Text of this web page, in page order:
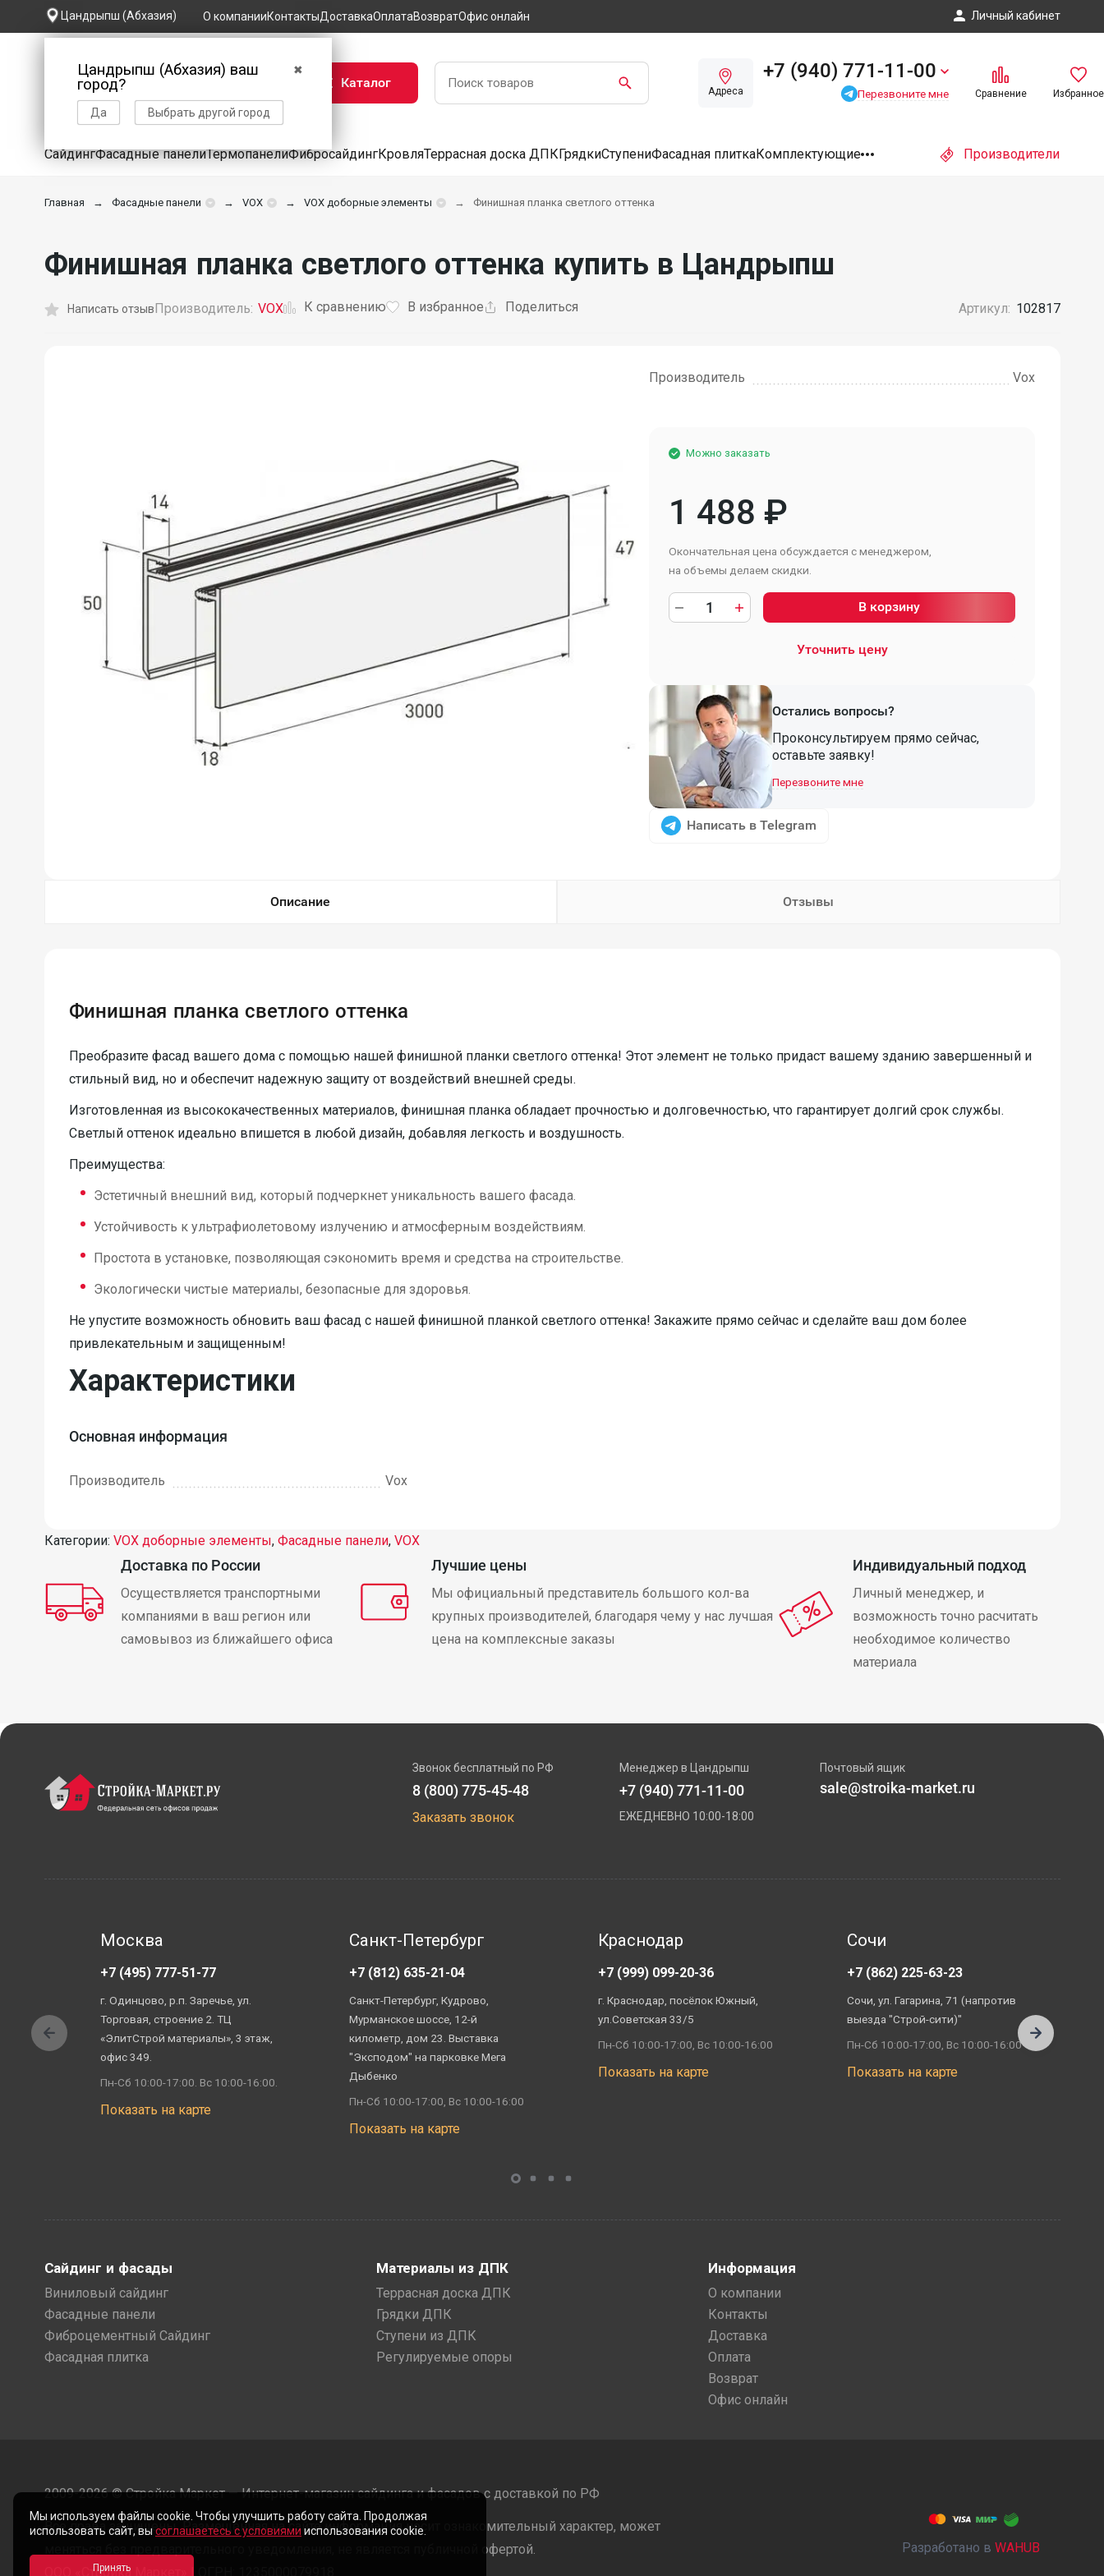
Цандрыпш (Абхазия)
✖
Цандрыпш (Абхазия) ваш
город?
Да Выбрать другой город
О компанииКонтактыДоставкаОплатаВозвратОфис онлайн Личный кабинет
Каталог
Адреса
+7 (940) 771-11-00
Перезвоните мне Сравнение Избранное
СайдингФасадные панелиТермопанелиФибросайдингКровляТеррасная доска ДПКГрядкиСтупениФасадная плиткаКомплектующие Производители
Главная Фасадные панели VOX VOX доборные элементы Финишная планка светлого оттенка
Финишная планка светлого оттенка купить в Цандрыпш
Написать отзывПроизводитель: VOX К сравнению В избранное Поделиться Артикул: 102817
Производитель Vox
Можно заказать
1 488 ₽
Окончательная цена обсуждается с менеджером,
на объемы делаем скидки.
В корзину
Уточнить цену
Остались вопросы?
Проконсультируем прямо сейчас,
оставьте заявку!
Перезвоните мне
Написать в Telegram
Описание Отзывы
Финишная планка светлого оттенка
Преобразите фасад вашего дома с помощью нашей финишной планки светлого оттенка! Этот элемент не только придаст вашему зданию завершенный и
стильный вид, но и обеспечит надежную защиту от воздействий внешней среды.
Изготовленная из высококачественных материалов, финишная планка обладает прочностью и долговечностью, что гарантирует долгий срок службы.
Светлый оттенок идеально впишется в любой дизайн, добавляя легкость и воздушность.
Преимущества:
Эстетичный внешний вид, который подчеркнет уникальность вашего фасада.
Устойчивость к ультрафиолетовому излучению и атмосферным воздействиям.
Простота в установке, позволяющая сэкономить время и средства на строительстве.
Экологически чистые материалы, безопасные для здоровья.
Не упустите возможность обновить ваш фасад с нашей финишной планкой светлого оттенка! Закажите прямо сейчас и сделайте ваш дом более
привлекательным и защищенным!
Характеристики
Основная информация
Производитель Vox
Категории: VOX доборные элементы, Фасадные панели, VOX
Доставка по России
Осуществляется транспортными
компаниями в ваш регион или
самовывоз из ближайшего офиса
Лучшие цены
Мы официальный представитель большого кол-ва
крупных производителей, благодаря чему у нас лучшая
цена на комплексные заказы
Индивидуальный подход
Личный менеджер, и
возможность точно расчитать
необходимое количество
материала
Звонок бесплатный по РФ
8 (800) 775-45-48
Заказать звонок
Менеджер в Цандрыпш
+7 (940) 771-11-00
ЕЖЕДНЕВНО 10:00-18:00
Почтовый ящик
sale@stroika-market.ru
Москва
+7 (495) 777-51-77
г. Одинцово, р.п. Заречье, ул.
Торговая, строение 2. ТЦ
«ЭлитСтрой материалы», 3 этаж,
офис 349.
Пн-Сб 10:00-17:00. Вс 10:00-16:00.
Показать на карте
Санкт-Петербург
+7 (812) 635-21-04
Санкт-Петербург, Кудрово,
Мурманское шоссе, 12-й
километр, дом 23. Выставка
"Эксподом" на парковке Мега
Дыбенко
Пн-Сб 10:00-17:00, Вс 10:00-16:00
Показать на карте
Краснодар
+7 (999) 099-20-36
г. Краснодар, посёлок Южный,
ул.Советская 33/5
Пн-Сб 10:00-17:00, Вс 10:00-16:00
Показать на карте
Сочи
+7 (862) 225-63-23
Сочи, ул. Гагарина, 71 (напротив
выезда "Строй-сити)"
Пн-Сб 10:00-17:00, Вс 10:00-16:00
Показать на карте
Сайдинг и фасады
Виниловый сайдинг
Фасадные панели
Фиброцементный Сайдинг
Фасадная плитка
Материалы из ДПК
Террасная доска ДПК
Грядки ДПК
Ступени из ДПК
Регулируемые опоры
Информация
О компании
Контакты
Доставка
Оплата
Возврат
Офис онлайн
2009-2026 © Стройка Маркет — Интернет-магазин сайдинга и фасадов с доставкой по РФ
Все права защищены. Размещенная на сайте информация носит ознакомительный характер, может
меняться без предварительного уведомления, не является публичной офертой.
ООО «Стройка Маркет» | ОГРН: 1235000079918
Разработано вWAHUB
Мы используем файлы cookie. Чтобы улучшить работу сайта. Продолжая
использовать сайт, вы соглашаетесь с условиями использования cookie.